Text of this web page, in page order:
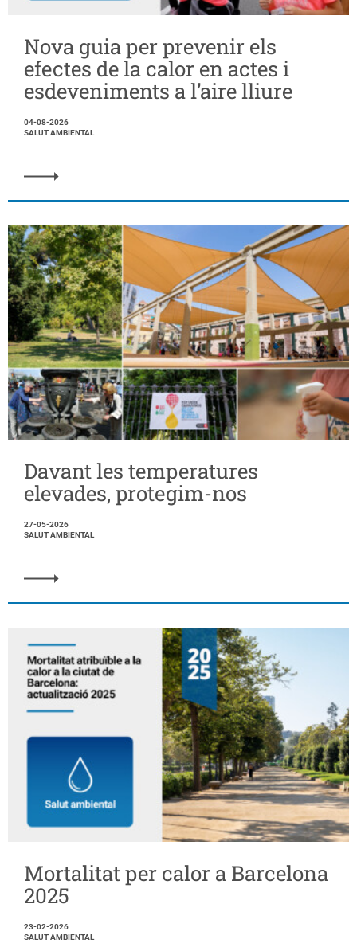
Nova guia per prevenir els
efectes de la calor en actes i
esdeveniments a l’aire lliure
04-08-2026
SALUT AMBIENTAL
Davant les temperatures
elevades, protegim-nos
27-05-2026
SALUT AMBIENTAL
Mortalitat per calor a Barcelona
2025
23-02-2026
SALUT AMBIENTAL